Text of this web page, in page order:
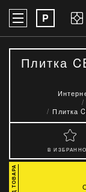
P
Плитка
Плитка
В